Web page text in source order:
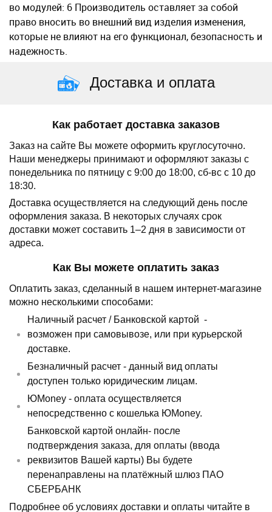
во модулей: 6 Производитель оставляет за собой
право вносить во внешний вид изделия изменения,
которые не влияют на его функционал, безопасность и
надежность.
Доставка и оплата
Как работает доставка заказов
Заказ на сайте Вы можете оформить круглосуточно.
Наши менеджеры принимают и оформляют заказы с
понедельника по пятницу с 9:00 до 18:00, сб-вс с 10 до
18:30.
Доставка осуществляется на следующий день после
оформления заказа. В некоторых случаях срок
доставки может составить 1–2 дня в зависимости от
адреса.
Как Вы можете оплатить заказ
Оплатить заказ, сделанный в нашем интернет-магазине
можно несколькими способами:
Наличный расчет / Банковской картой -
возможен при самовывозе, или при курьерской
доставке.
Безналичный расчет - данный вид оплаты
доступен только юридическим лицам.
ЮMoney - оплата осуществляется
непосредственно с кошелька ЮMoney.
Банковской картой онлайн- после
подтверждения заказа, для оплаты (ввода
реквизитов Вашей карты) Вы будете
перенаправлены на платёжный шлюз ПАО
СБЕРБАНК
Подробнее об условиях доставки и оплаты читайте в